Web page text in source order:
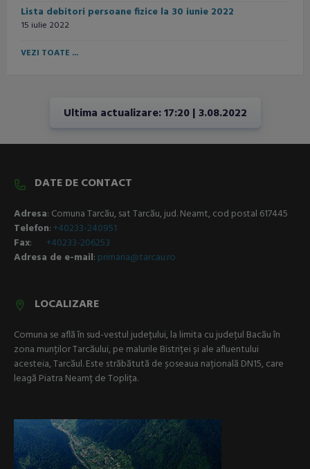
Lista debitori persoane fizice la 30 iunie 2022
15 iulie 2022
VEZI TOATE ...
Ultima actualizare: 17:20 | 3.08.2022
DATE DE CONTACT
Adresa: Comuna Tarcău, sat Tarcău, jud. Neamt, cod postal 617445
Telefon:+40233-240951
Fax: +40233-206253
Adresa de e-mail: primaria@tarcau.ro
LOCALIZARE
Comuna se află în sud-vestul județului, la limita cu județul Bacău în
zona munților Tarcăului, pe malurile Bistriței și ale afluentului
acesteia, Tarcăul. Este străbătută de șoseaua națională DN15, care
leagă Piatra Neamț de Toplița.